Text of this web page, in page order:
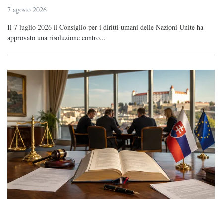
7 agosto 2026
Il 7 luglio 2026 il Consiglio per i diritti umani delle Nazioni Unite ha
approvato una risoluzione contro...